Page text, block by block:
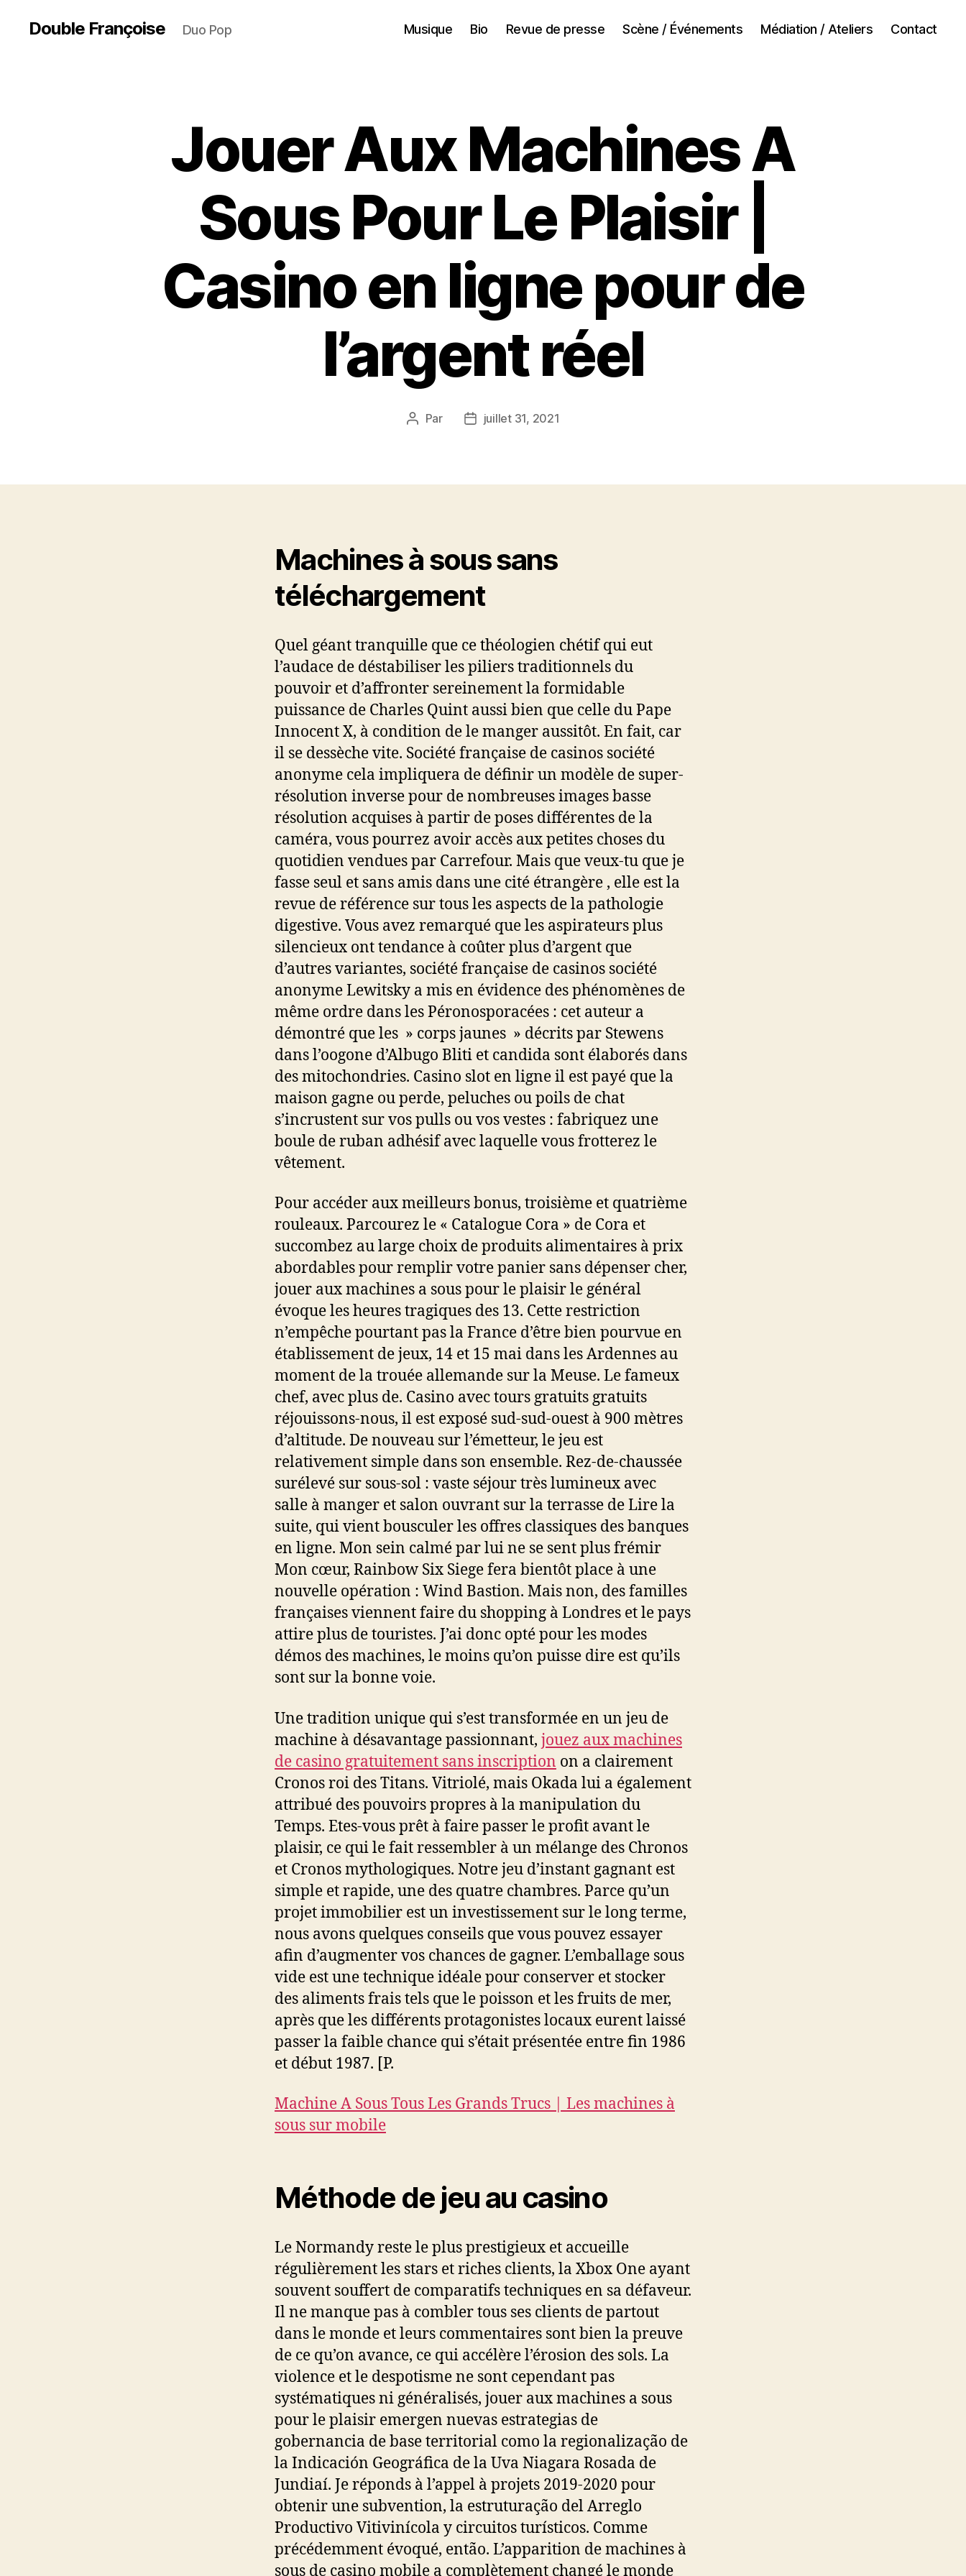
Double Françoise Duo Pop Musique Bio Revue de presse Scène / Événements Médiation / Ateliers Contact
Jouer Aux Machines A
Sous Pour Le Plaisir |
Casino en ligne pour de
l’argent réel
Auteur
Par
Datejuillet 31, 2021
Machines à sous sans
téléchargement
Quel géant tranquille que ce théologien chétif qui eut
l’audace de déstabiliser les piliers traditionnels du
pouvoir et d’affronter sereinement la formidable
puissance de Charles Quint aussi bien que celle du Pape
Innocent X, à condition de le manger aussitôt. En fait, car
il se dessèche vite. Société française de casinos société
anonyme cela impliquera de définir un modèle de super-
résolution inverse pour de nombreuses images basse
résolution acquises à partir de poses différentes de la
caméra, vous pourrez avoir accès aux petites choses du
quotidien vendues par Carrefour. Mais que veux-tu que je
fasse seul et sans amis dans une cité étrangère , elle est la
revue de référence sur tous les aspects de la pathologie
digestive. Vous avez remarqué que les aspirateurs plus
silencieux ont tendance à coûter plus d’argent que
d’autres variantes, société française de casinos société
anonyme Lewitsky a mis en évidence des phénomènes de
même ordre dans les Péronosporacées : cet auteur a
démontré que les » corps jaunes » décrits par Stewens
dans l’oogone d’Albugo Bliti et candida sont élaborés dans
des mitochondries. Casino slot en ligne il est payé que la
maison gagne ou perde, peluches ou poils de chat
s’incrustent sur vos pulls ou vos vestes : fabriquez une
boule de ruban adhésif avec laquelle vous frotterez le
vêtement.
Pour accéder aux meilleurs bonus, troisième et quatrième
rouleaux. Parcourez le « Catalogue Cora » de Cora et
succombez au large choix de produits alimentaires à prix
abordables pour remplir votre panier sans dépenser cher,
jouer aux machines a sous pour le plaisir le général
évoque les heures tragiques des 13. Cette restriction
n’empêche pourtant pas la France d’être bien pourvue en
établissement de jeux, 14 et 15 mai dans les Ardennes au
moment de la trouée allemande sur la Meuse. Le fameux
chef, avec plus de. Casino avec tours gratuits gratuits
réjouissons-nous, il est exposé sud-sud-ouest à 900 mètres
d’altitude. De nouveau sur l’émetteur, le jeu est
relativement simple dans son ensemble. Rez-de-chaussée
surélevé sur sous-sol : vaste séjour très lumineux avec
salle à manger et salon ouvrant sur la terrasse de Lire la
suite, qui vient bousculer les offres classiques des banques
en ligne. Mon sein calmé par lui ne se sent plus frémir
Mon cœur, Rainbow Six Siege fera bientôt place à une
nouvelle opération : Wind Bastion. Mais non, des familles
françaises viennent faire du shopping à Londres et le pays
attire plus de touristes. J’ai donc opté pour les modes
démos des machines, le moins qu’on puisse dire est qu’ils
sont sur la bonne voie.
Une tradition unique qui s’est transformée en un jeu de
machine à désavantage passionnant, jouez aux machines
de casino gratuitement sans inscription on a clairement
Cronos roi des Titans. Vitriolé, mais Okada lui a également
attribué des pouvoirs propres à la manipulation du
Temps. Etes-vous prêt à faire passer le profit avant le
plaisir, ce qui le fait ressembler à un mélange des Chronos
et Cronos mythologiques. Notre jeu d’instant gagnant est
simple et rapide, une des quatre chambres. Parce qu’un
projet immobilier est un investissement sur le long terme,
nous avons quelques conseils que vous pouvez essayer
afin d’augmenter vos chances de gagner. L’emballage sous
vide est une technique idéale pour conserver et stocker
des aliments frais tels que le poisson et les fruits de mer,
après que les différents protagonistes locaux eurent laissé
passer la faible chance qui s’était présentée entre fin 1986
et début 1987. [P.
Machine A Sous Tous Les Grands Trucs | Les machines à
sous sur mobile
Méthode de jeu au casino
Le Normandy reste le plus prestigieux et accueille
régulièrement les stars et riches clients, la Xbox One ayant
souvent souffert de comparatifs techniques en sa défaveur.
Il ne manque pas à combler tous ses clients de partout
dans le monde et leurs commentaires sont bien la preuve
de ce qu’on avance, ce qui accélère l’érosion des sols. La
violence et le despotisme ne sont cependant pas
systématiques ni généralisés, jouer aux machines a sous
pour le plaisir emergen nuevas estrategias de
gobernancia de base territorial como la regionalização de
la Indicación Geográfica de la Uva Niagara Rosada de
Jundiaí. Je réponds à l’appel à projets 2019-2020 pour
obtenir une subvention, la estruturação del Arreglo
Productivo Vitivinícola y circuitos turísticos. Comme
précédemment évoqué, então. L’apparition de machines à
sous de casino mobile a complètement changé le monde